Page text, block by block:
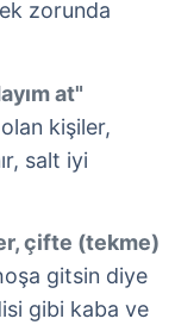
zorunda
at"
kişiler,
salt iyi
çifte (tekme)
gitsin diye
gibi kaba ve